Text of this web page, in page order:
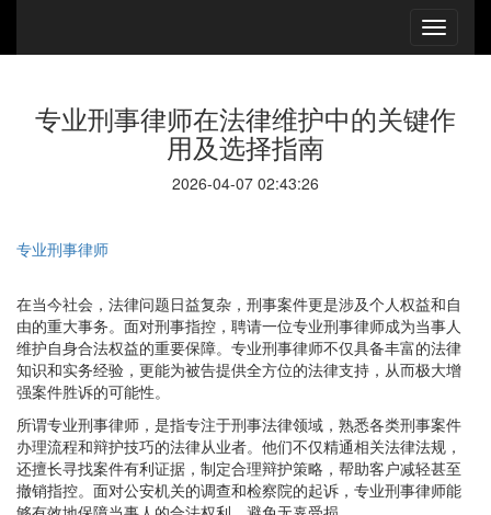
专业刑事律师在法律维护中的关键作
用及选择指南
2026-04-07 02:43:26
专业刑事律师
在当今社会，法律问题日益复杂，刑事案件更是涉及个人权益和自
由的重大事务。面对刑事指控，聘请一位专业刑事律师成为当事人
维护自身合法权益的重要保障。专业刑事律师不仅具备丰富的法律
知识和实务经验，更能为被告提供全方位的法律支持，从而极大增
强案件胜诉的可能性。
所谓专业刑事律师，是指专注于刑事法律领域，熟悉各类刑事案件
办理流程和辩护技巧的法律从业者。他们不仅精通相关法律法规，
还擅长寻找案件有利证据，制定合理辩护策略，帮助客户减轻甚至
撤销指控。面对公安机关的调查和检察院的起诉，专业刑事律师能